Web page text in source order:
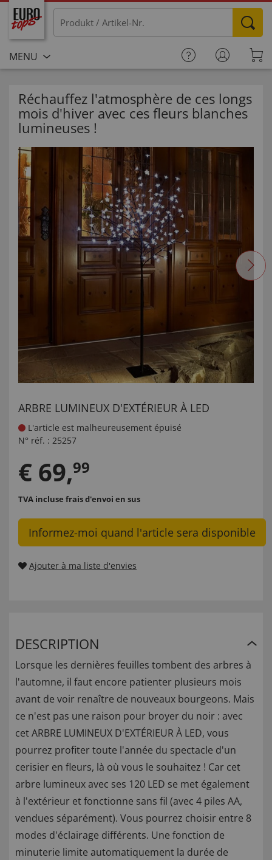
MENU
Réchauffez l'atmosphère de ces longs
mois d'hiver avec ces fleurs blanches
lumineuses !
ARBRE LUMINEUX D'EXTÉRIEUR À LED
L'article est malheureusement épuisé
N° réf. : 25257
€ 69,99
TVA incluse frais d'envoi en sus
Informez-moi quand l'article sera disponible
Ajouter à ma liste d'envies
DESCRIPTION
Lorsque les dernières feuilles tombent des arbres à
l'automne, il faut encore patienter plusieurs mois
avant de voir renaître de nouveaux bourgeons. Mais
ce n'est pas une raison pour broyer du noir : avec
cet ARBRE LUMINEUX D'EXTÉRIEUR À LED, vous
pourrez profiter toute l'année du spectacle d'un
cerisier en fleurs, là où vous le souhaitez ! Car cet
arbre lumineux avec ses 120 LED se met également
à l'extérieur et fonctionne sans fil (avec 4 piles AA,
vendues séparément). Vous pourrez choisir entre 8
modes d'éclairage différents. Une fonction de
minuterie limite automatiquement la durée de